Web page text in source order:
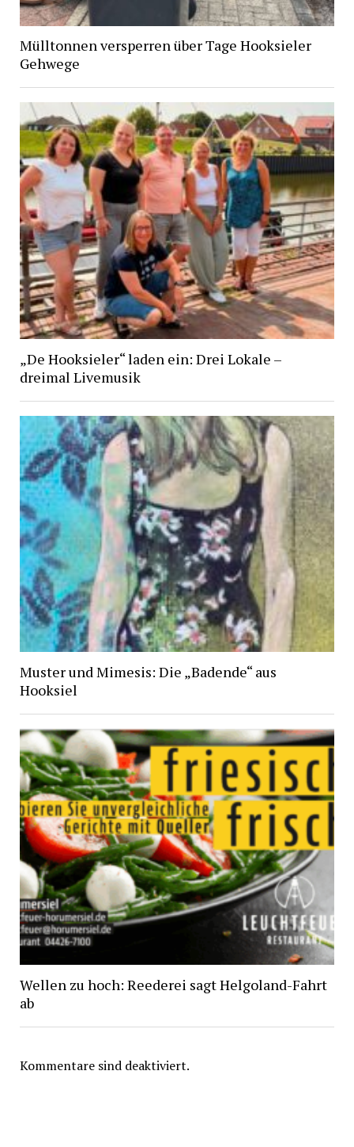
Mülltonnen versperren über Tage Hooksieler
Gehwege
„De Hooksieler“ laden ein: Drei Lokale –
dreimal Livemusik
Muster und Mimesis: Die „Badende“ aus
Hooksiel
Wellen zu hoch: Reederei sagt Helgoland-Fahrt
ab
Kommentare sind deaktiviert.